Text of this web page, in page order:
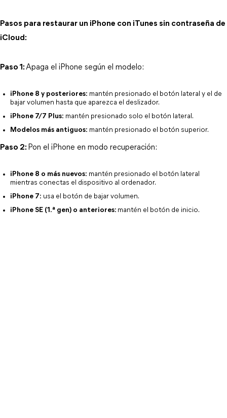
Pasos para restaurar un iPhone con iTunes sin contraseña de
iCloud:
Paso 1:Apaga el iPhone según el modelo:
iPhone 8 y posteriores: mantén presionado el botón lateral y el de
bajar volumen hasta que aparezca el deslizador.
iPhone 7/7 Plus: mantén presionado solo el botón lateral.
Modelos más antiguos: mantén presionado el botón superior.
Paso 2: Pon el iPhone en modo recuperación:
iPhone 8 o más nuevos: mantén presionado el botón lateral
mientras conectas el dispositivo al ordenador.
iPhone 7: usa el botón de bajar volumen.
iPhone SE (1.ª gen) o anteriores: mantén el botón de inicio.